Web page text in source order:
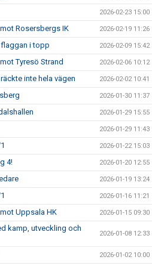
2026-02-23 15:00
Rosersbergs IK 2026-02-19 11:26
flaggan i topp 2026-02-09 15:42
Tyresö Strand 2026-02-06 10:12
inte hela vägen 2026-02-02 10:41
2026-01-30 11:37
2026-01-29 15:55
2026-01-29 11:43
2026-01-22 15:03
4! 2026-01-20 12:55
2026-01-19 13:24
2026-01-16 11:21
Uppsala HK 2026-01-15 09:30
kamp, utveckling och
2026-01-08 12:33
2026-01-02 10:00